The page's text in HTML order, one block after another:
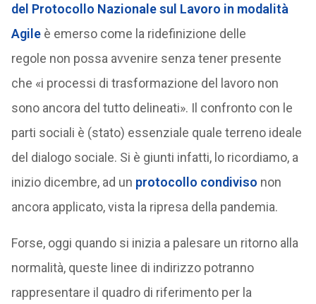
del Protocollo Nazionale sul Lavoro in modalità
Agileè emerso come la ridefinizione delle
regole non possa avvenire senza tener presente
che «i processi di trasformazione del lavoro non
sono ancora del tutto delineati». Il confronto con le
parti sociali è (stato) essenziale quale terreno ideale
del dialogo sociale. Si è giunti infatti, lo ricordiamo, a
inizio dicembre, ad un protocollo condiviso non
ancora applicato, vista la ripresa della pandemia.
Forse, oggi quando si inizia a palesare un ritorno alla
normalità, queste linee di indirizzo potranno
rappresentare il quadro di riferimento per la